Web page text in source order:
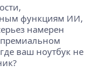
функциям ИИ,
намерен
премиальном
ваш ноутбук не